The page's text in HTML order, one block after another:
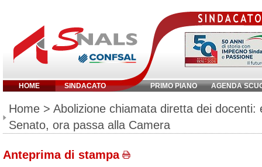
HOME SINDACATO PRIMO PIANO AGENDA
Inserisci parola chiave:
Home > Abolizione chiamata diretta dei docenti:
Senato, ora passa alla Camera
Anteprima di stampa